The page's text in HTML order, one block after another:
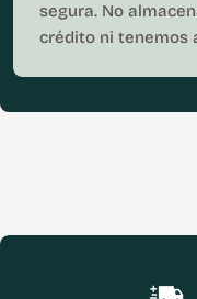
segura. No
crédito ni tenemos